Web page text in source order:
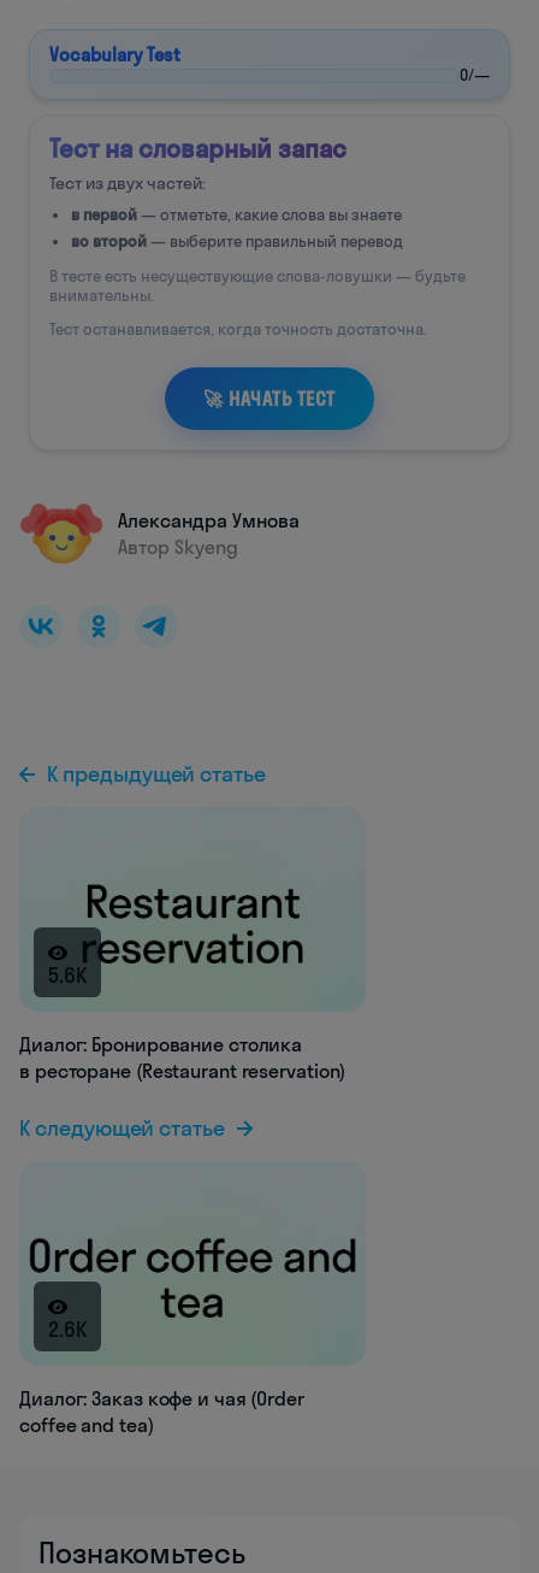
Александра Умнова
Автор Skyeng
К предыдущей статье
5.6K
Диалог: Бронирование столика
в ресторане (Restaurant reservation)
К следующей статье
2.6K
Диалог: Заказ кофе и чая (Order
coffee and tea)
Познакомьтесь